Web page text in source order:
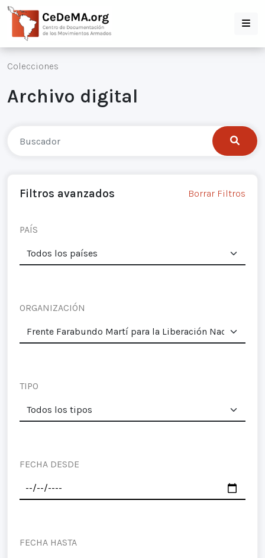
Colecciones
Archivo digital
Filtros avanzados Borrar Filtros
PAÍS
ORGANIZACIÓN
TIPO
FECHA DESDE
FECHA HASTA